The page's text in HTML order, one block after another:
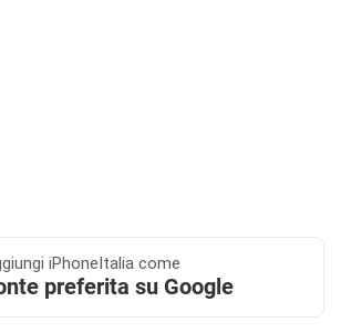
iPhoneItalia come
preferita su Google